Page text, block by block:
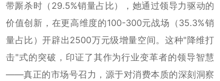
带厮杀时（29.5%销量占比），她通过领导力驱动的
价值创新，在更高维度的100-300元战场（35.3%销
量占比）开辟出2500万元级增量空间。这种"降维打
击"式的突破，印证了其作为行业变革者的领导智慧
——真正的市场号召力，源于对消费本质的深刻洞察